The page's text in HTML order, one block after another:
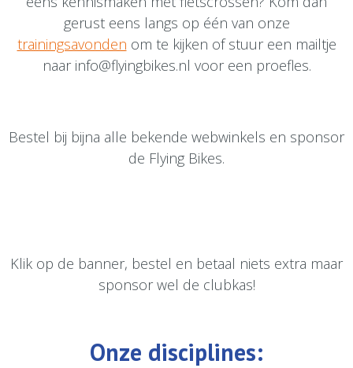
gerust eens langs op één van onze
trainingsavonden om te kijken of stuur een mailtje
naar info@flyingbikes.nl voor een proefles.
Bestel bij bijna alle bekende webwinkels en sponsor
de Flying Bikes.
Klik op de banner, bestel en betaal niets extra maar
sponsor wel de clubkas!
Onze disciplines: